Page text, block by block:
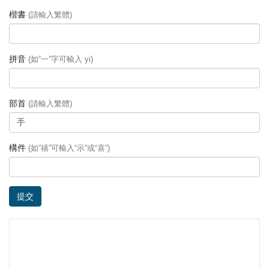
楷書 (請輸入繁體)
拼音 (如“一”字可輸入 yi)
部首 (請輸入繁體)
構件 (如“禧”可輸入“示”或“喜”)
提交